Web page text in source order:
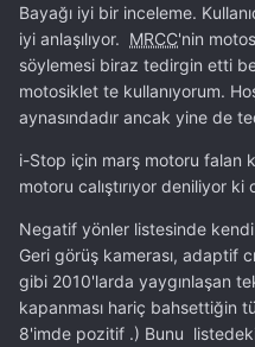
Bayağı iyi bir inceleme.
iyi anlaşılıyor. MRCC'nin
söylemesi biraz tedirgin etti
motosiklet te kullanıyorum.
aynasındadır ancak yine de
i-Stop için marş motoru falan
motoru calıştırıyor deniliyor
Negatif yönler listesinde
Geri görüş kamerası, adaptif
gibi 2010'larda yaygınlaşan
kapanması hariç bahsettiğin
8'imde pozitif .) Bunu